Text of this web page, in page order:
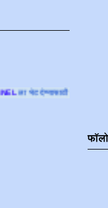
क्लिक करा.